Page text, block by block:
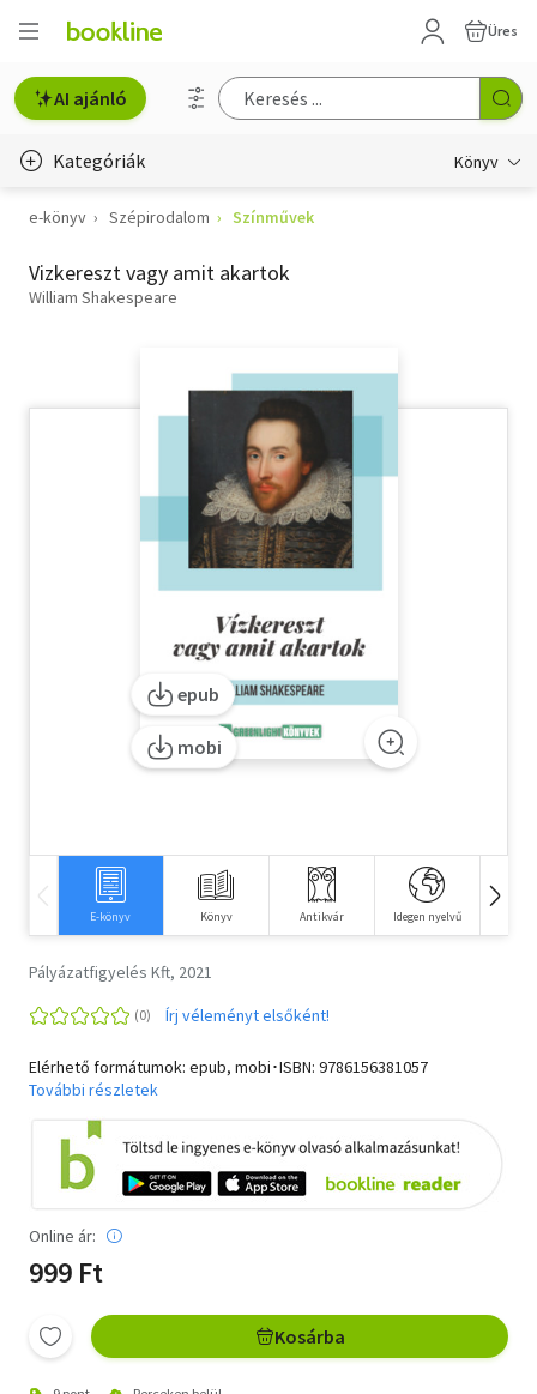
Üres
AI ajánló
Kategóriák Könyv
Életmód, egészség
Erotika
Társadalomtudomány
Természettudomány
e-könyv Szépirodalom Színművek
Vizkereszt vagy amit akartok
William Shakespeare
epub
mobi
E-könyv Könyv Antikvár Idegen nyelvű
Pályázatfigyelés Kft, 2021
Írj véleményt elsőként!
Elérhető formátumok: epub, mobi･ISBN: 9786156381057
További részletek
Online ár:
999 Ft
Kosárba